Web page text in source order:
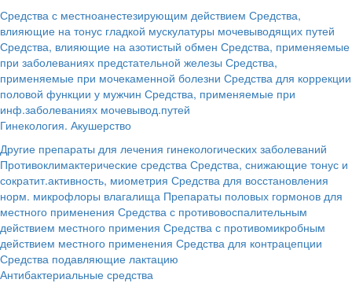
Средства с местноанестезирующим действием Средства,
влияющие на тонус гладкой мускулатуры мочевыводящих путей
Средства, влияющие на азотистый обмен Средства, применяемые
при заболеваниях предстательной железы Средства,
применяемые при мочекаменной болезни Средства для коррекции
половой функции у мужчин Средства, применяемые при
инф.заболеваниях мочевывод.путей
Гинекология. Акушерство
Другие препараты для лечения гинекологических заболеваний
Противоклимактерические средства Средства, снижающие тонус и
сократит.активность, миометрия Средства для восстановления
норм. микрофлоры влагалища Препараты половых гормонов для
местного применения Средства с противовоспалительным
действием местного примения Средства с противомикробным
действием местного применения Средства для контрацепции
Средства подавляющие лактацию
Антибактериальные средства